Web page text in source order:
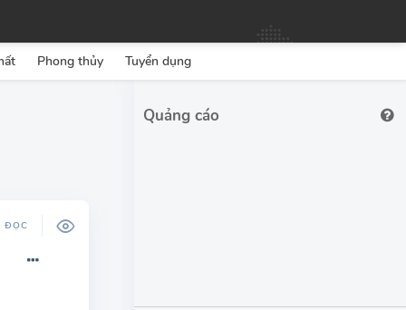
Phong thủy Tuyển dụng
ĐỌC